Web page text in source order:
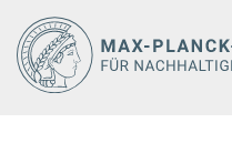
Hauptinhalt